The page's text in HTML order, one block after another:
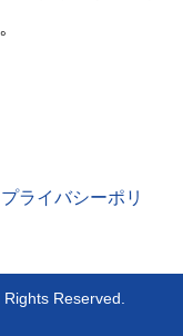
プライバシーポリ
Reserved.